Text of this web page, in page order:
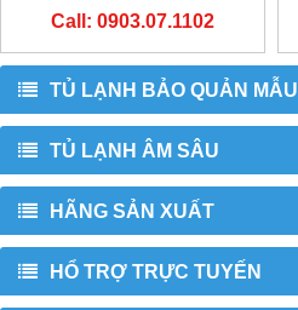
TỦ LẠNH BẢO QUẢN MẪU
TỦ LẠNH ÂM SÂU
HÃNG SẢN XUẤT
HỔ TRỢ TRỰC TUYẾN
EVERMED - Ý
Call: 0903.07.1102